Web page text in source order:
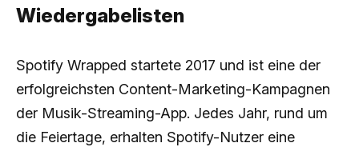
Wiedergabelisten
Spotify Wrapped startete 2017 und ist eine der
erfolgreichsten Content-Marketing-Kampagnen
der Musik-Streaming-App. Jedes Jahr, rund um
die Feiertage, erhalten Spotify-Nutzer eine